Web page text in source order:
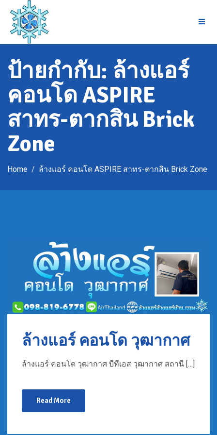
content
ป้ายกำกับ: ล้างแอร์
คอนโด ASPIRE
สาทร-ตากสิน Brick
Zone
Home ล้างแอร์ คอนโด ASPIRE สาทร-ตากสิน Brick Zone
ล้างแอร์ คอนโด วุฒากาศ
ล้างแอร์ คอนโด วุฒากาศ บีทีเอส วุฒากาศ สถานี […]
Read More